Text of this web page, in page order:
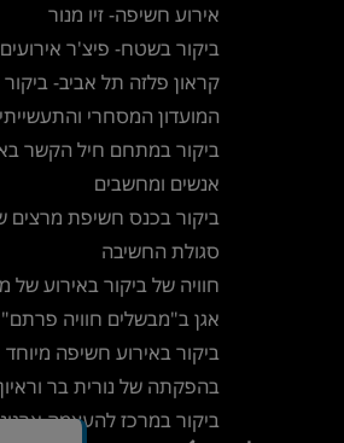
אירוע חשיפה- זיו מנור
ביקור בשטח- פיצ'ר אירועים
קראון פלזה תל אביב-
המועדון המסחרי
ביקור במתחם חיל הקשר
אנשים ומחשבים
ביקור בכנס חשיפת מרצים
סגולת החשיבה
חוויה של ביקור באירוע של
אגן ב"מבשלים חוויה פרתם"
ביקור באירוע חשיפה מיוחד
בהפקתה של נורית בר
ביקור במרכז להעצמה